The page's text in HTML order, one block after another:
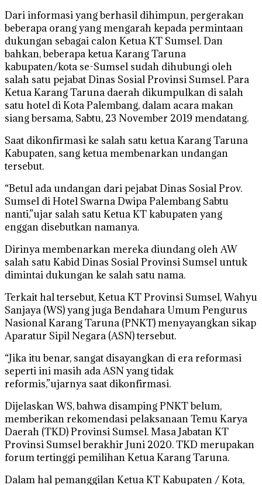
Dari informasi yang berhasil dihimpun, pergerakan
beberapa orang yang mengarah kepada permintaan
dukungan sebagai calon Ketua KT Sumsel. Dan
bahkan, beberapa ketua Karang Taruna
kabupaten/kota se-Sumsel sudah dihubungi oleh
salah satu pejabat Dinas Sosial Provinsi Sumsel. Para
Ketua Karang Taruna daerah dikumpulkan di salah
satu hotel di Kota Palembang, dalam acara makan
siang bersama, Sabtu, 23 November 2019 mendatang.
Saat dikonfirmasi ke salah satu ketua Karang Taruna
Kabupaten, sang ketua membenarkan undangan
tersebut.
“Betul ada undangan dari pejabat Dinas Sosial Prov.
Sumsel di Hotel Swarna Dwipa Palembang Sabtu
nanti,”ujar salah satu Ketua KT kabupaten yang
enggan disebutkan namanya.
Dirinya membenarkan mereka diundang oleh AW
salah satu Kabid Dinas Sosial Provinsi Sumsel untuk
dimintai dukungan ke salah satu nama.
Terkait hal tersebut, Ketua KT Provinsi Sumsel, Wahyu
Sanjaya (WS) yang juga Bendahara Umum Pengurus
Nasional Karang Taruna (PNKT) menyayangkan sikap
Aparatur Sipil Negara (ASN) tersebut.
“Jika itu benar, sangat disayangkan di era reformasi
seperti ini masih ada ASN yang tidak
reformis,”ujarnya saat dikonfirmasi.
Dijelaskan WS, bahwa disamping PNKT belum,
memberikan rekomendasi pelaksanaan Temu Karya
Daerah (TKD) Provinsi Sumsel. Masa Jabatan KT
Provinsi Sumsel berakhir Juni 2020. TKD merupakan
forum tertinggi pemilihan Ketua Karang Taruna.
Dalam hal pemanggilan Ketua KT Kabupaten / Kota,